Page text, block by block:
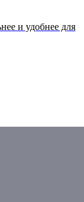
и удобнее для